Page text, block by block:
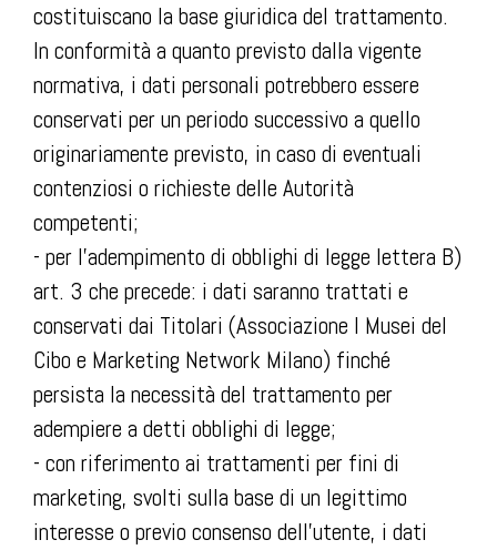
costituiscano la base giuridica del trattamento.
In conformità a quanto previsto dalla vigente
normativa, i dati personali potrebbero essere
conservati per un periodo successivo a quello
originariamente previsto, in caso di eventuali
contenziosi o richieste delle Autorità
competenti;
- per l’adempimento di obblighi di legge lettera B)
art. 3 che precede: i dati saranno trattati e
conservati dai Titolari (Associazione I Musei del
Cibo e Marketing Network Milano) finché
persista la necessità del trattamento per
adempiere a detti obblighi di legge;
- con riferimento ai trattamenti per fini di
marketing, svolti sulla base di un legittimo
interesse o previo consenso dell’utente, i dati